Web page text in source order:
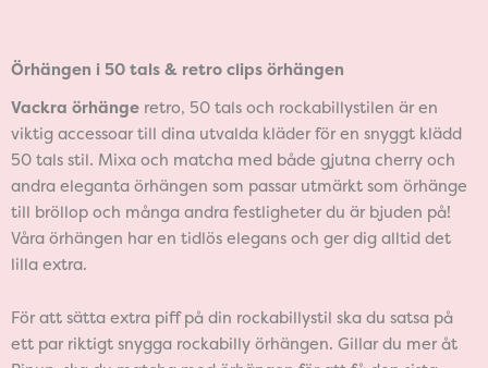
Örhängen i 50 tals & retro clips örhängen
Vackra örhänge retro, 50 tals och rockabillystilen är en
viktig accessoar till dina utvalda kläder för en snyggt klädd
50 tals stil. Mixa och matcha med både gjutna cherry och
andra eleganta örhängen som passar utmärkt som örhänge
till bröllop och många andra festligheter du är bjuden på!
Våra örhängen har en tidlös elegans och ger dig alltid det
lilla extra.
För att sätta extra piff på din rockabillystil ska du satsa på
ett par riktigt snygga rockabilly örhängen. Gillar du mer åt